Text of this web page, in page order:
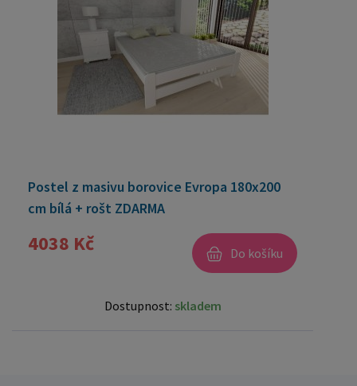
Postel z masivu borovice Evropa 180x200
cm bílá + rošt ZDARMA
4038 Kč Do košíku
Dostupnost: skladem